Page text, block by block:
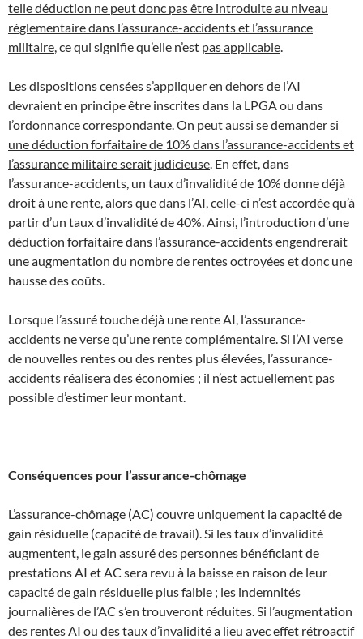
telle déduction ne peut donc pas être introduite au niveau
réglementaire dans l’assurance-accidents et l’assurance
militaire , ce qui signifie qu’elle n’est pas applicable
Les dispositions censées s’appliquer en dehors de l’AI
devraient en principe être inscrites dans la LPGA ou dans
l’ordonnance correspondante. On peut aussi se demander si
une déduction forfaitaire de 10% dans l’assurance-accidents et
l’assurance militaire serait judicieuse . En effet, dans
l’assurance-accidents, un taux d’invalidité de 10% donne déjà
droit à une rente, alors que dans l’AI, celle-ci n’est accordée qu’à
partir d’un taux d’invalidité de 40%. Ainsi, l’introduction d’une
déduction forfaitaire dans l’assurance-accidents engendrerait
une augmentation du nombre de rentes octroyées et donc une
hausse des coûts.
Lorsque l’assuré touche déjà une rente AI, l’assurance-
accidents ne verse qu’une rente complémentaire. Si l’AI verse
de nouvelles rentes ou des rentes plus élevées, l’assurance-
accidents réalisera des économies ; il n’est actuellement pas
possible d’estimer leur montant.
Conséquences pour l’assurance-chômage
L’assurance-chômage (AC) couvre uniquement la capacité de
gain résiduelle (capacité de travail). Si les taux d’invalidité
augmentent, le gain assuré des personnes bénéficiant de
prestations AI et AC sera revu à la baisse en raison de leur
capacité de gain résiduelle plus faible ; les indemnités
journalières de l’AC s’en trouveront réduites. Si l’augmentation
des rentes AI ou des taux d’invalidité a lieu avec effet rétroactif